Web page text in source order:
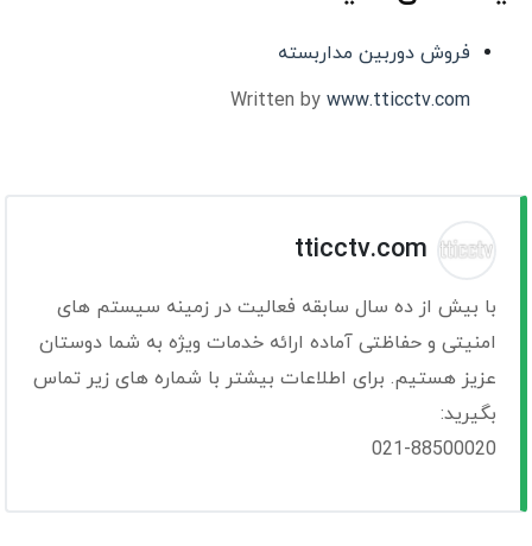
فروش دوربین مداربسته
Written by www.tticctv.com
tticctv.com
با بیش از ده سال سابقه فعالیت در زمینه سیستم های
امنیتی و حفاظتی آماده ارائه خدمات ویژه به شما دوستان
عزیز هستیم. برای اطلاعات بیشتر با شماره های زیر تماس
بگیرید:
021-88500020